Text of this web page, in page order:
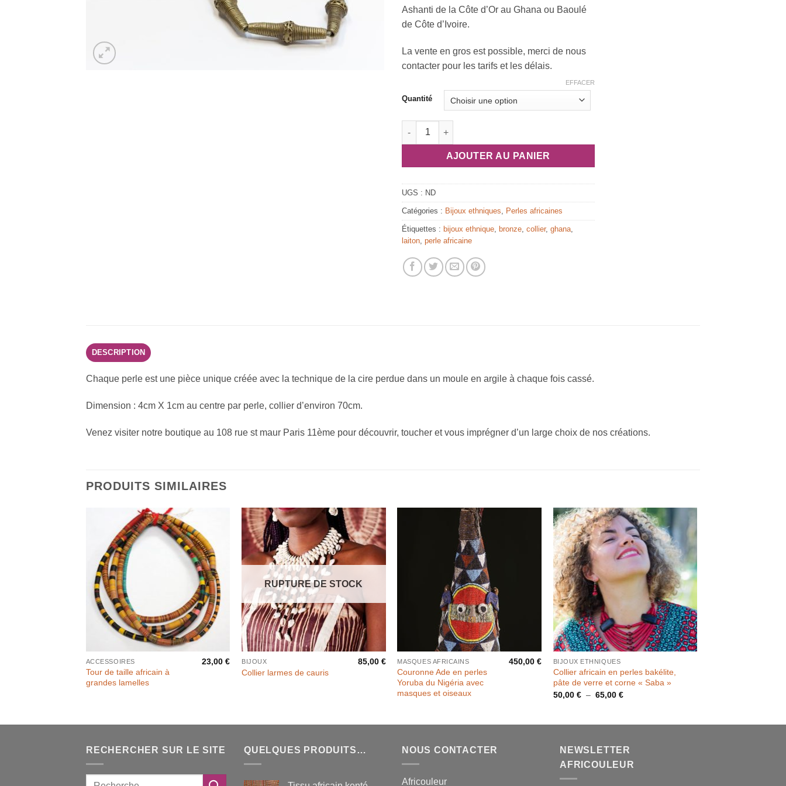
à
Ashanti de la Côte d’Or au Ghana ou Baoulé
de Côte d’Ivoire.
La vente en gros est possible, merci de nous
contacter pour les tarifs et les délais.
Quantité
EFFACER
quantité de Perles africaines de bronze "peuple Akan"
AJOUTER AU PANIER
UGS : ND
Catégories : Bijoux ethniques, Perles africaines
Étiquettes : bijoux ethnique, bronze, collier, ghana,
laiton, perle africaine
DESCRIPTION
Chaque perle est une pièce unique créée avec la technique de la cire perdue dans un moule en argile à chaque fois cassé.
Dimension : 4cm X 1cm au centre par perle, collier d’environ 70cm.
Venez visiter notre boutique au 108 rue st maur Paris 11ème pour découvrir, toucher et vous imprégner d’un large choix de nos créations.
PRODUITS SIMILAIRES
ACCESSOIRES
Tour de taille africain à
grandes lamelles
23,00€
RUPTURE DE STOCK
BIJOUX
Collier larmes de cauris
85,00 € MASQUES AFRICAINS
Couronne Ade en perles
Yoruba du Nigéria avec
masques et oiseaux
450,00 € BIJOUX ETHNIQUES
Collier africain en perles bakélite,
pâte de verre et corne « Saba »
50,00 € – 65,00 €Plage
à
RECHERCHER SUR LE SITE QUELQUES PRODUITS… NOUS CONTACTER
Africouleur
NEWSLETTER
AFRICOULEUR